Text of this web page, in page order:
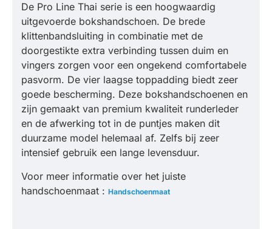
De Pro Line Thai serie is een hoogwaardig
uitgevoerde bokshandschoen. De brede
klittenbandsluiting in combinatie met de
doorgestikte extra verbinding tussen duim en
vingers zorgen voor een ongekend comfortabele
pasvorm. De vier laagse toppadding biedt zeer
goede bescherming. Deze bokshandschoenen en
zijn gemaakt van premium kwaliteit runderleder
en de afwerking tot in de puntjes maken dit
duurzame model helemaal af. Zelfs bij zeer
intensief gebruik een lange levensduur.
Voor meer informatie over het juiste
handschoenmaat : Handschoenmaat